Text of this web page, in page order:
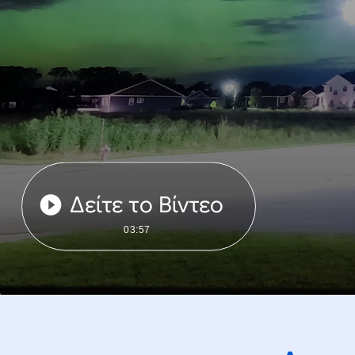
Δείτε το Βίντεο
03:57